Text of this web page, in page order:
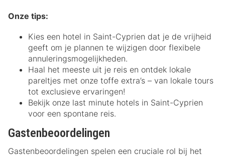
Onze tips:
Kies een hotel in Saint-Cyprien dat je de vrijheid
geeft om je plannen te wijzigen door flexibele
annuleringsmogelijkheden.
Haal het meeste uit je reis en ontdek lokale
pareltjes met onze toffe extra’s – van lokale tours
tot exclusieve ervaringen!
Bekijk onze last minute hotels in Saint-Cyprien
voor een spontane reis.
Gastenbeoordelingen
Gastenbeoordelingen spelen een cruciale rol bij het